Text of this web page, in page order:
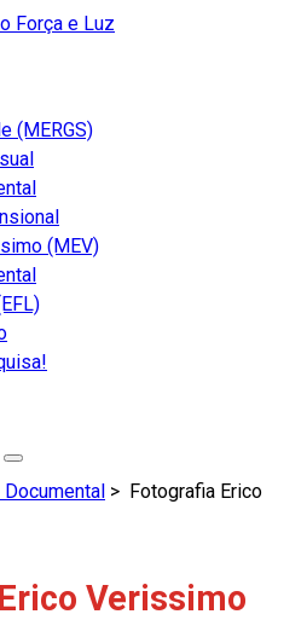
(MERGS)
(MEV)
> Fotografia Erico
Verissimo